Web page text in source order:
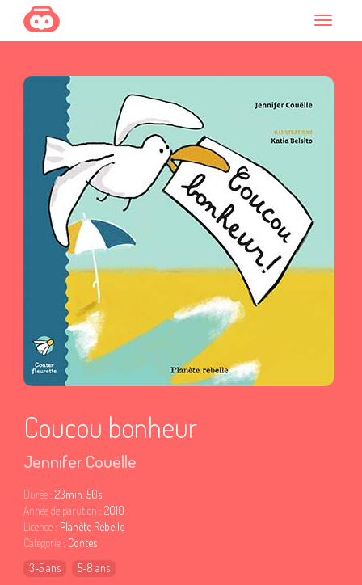
Coucou bonheur
Jennifer Couëlle
Durée : 23min. 50s
Année de parution : 2010
Licence : Planète Rebelle
Catégorie : Contes
3-5 ans
5-8 ans